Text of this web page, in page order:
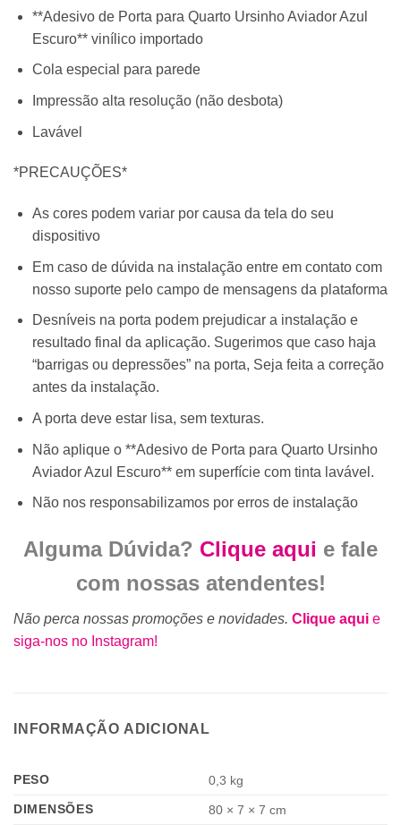
**Adesivo de Porta para Quarto Ursinho Aviador Azul
Escuro** vinílico importado
Cola especial para parede
Impressão alta resolução (não desbota)
Lavável
*PRECAUÇÕES*
As cores podem variar por causa da tela do seu
dispositivo
Em caso de dúvida na instalação entre em contato com
nosso suporte pelo campo de mensagens da plataforma
Desníveis na porta podem prejudicar a instalação e
resultado final da aplicação. Sugerimos que caso haja
“barrigas ou depressões” na porta, Seja feita a correção
antes da instalação.
A porta deve estar lisa, sem texturas.
Não aplique o **Adesivo de Porta para Quarto Ursinho
Aviador Azul Escuro** em superfície com tinta lavável.
Não nos responsabilizamos por erros de instalação
Alguma Dúvida? Clique aqui e fale
com nossas atendentes!
Não perca nossas promoções e novidades. Clique aqui e
siga-nos no Instagram!
INFORMAÇÃO ADICIONAL
PESO
0,3 kg
DIMENSÕES
80 × 7 × 7 cm